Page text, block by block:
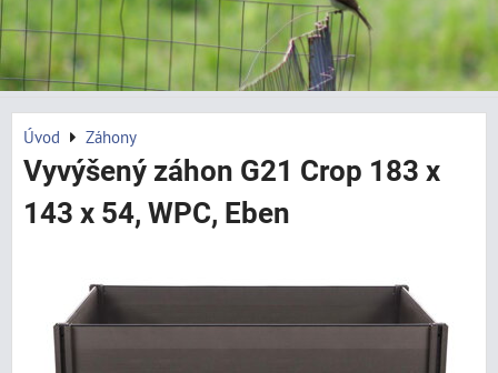
Úvod Záhony
Vyvýšený záhon G21 Crop 183 x
143 x 54, WPC, Eben